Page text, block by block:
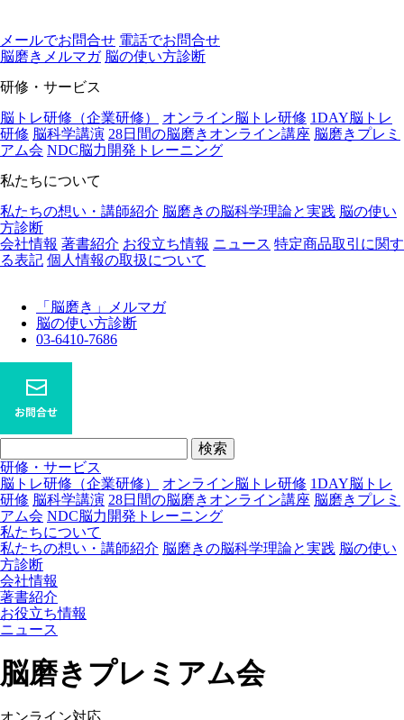
メールでお問合せ 電話でお問合せ
脳磨きメルマガ 脳の使い⽅診断
研修・サービス
脳トレ研修（企業研修）
オンライン脳トレ研修 1DAY脳トレ
研修 脳科学講演 28日間の脳磨きオンライン講座 脳磨きプレミ
アム会 NDC脳力開発トレーニング
私たちについて
私たちの想い・講師紹介 脳磨きの脳科学理論と実践 脳の使い
方診断
会社情報 著書紹介 お役立ち情報 ニュース 特定商品取引に関す
る表記 個人情報の取扱について
「脳磨き」メルマガ
脳の使い方診断
03-6410-7686
索:
研修・サービス
脳トレ研修（企業研修）
オンライン脳トレ研修 1DAY脳トレ
研修 脳科学講演 28日間の脳磨きオンライン講座 脳磨きプレミ
アム会 NDC脳力開発トレーニング
私たちについて
私たちの想い・講師紹介 脳磨きの脳科学理論と実践 脳の使い
方診断
会社情報
著書紹介
お役立ち情報
ニュース
脳磨きプレミアム会
オンライン対応